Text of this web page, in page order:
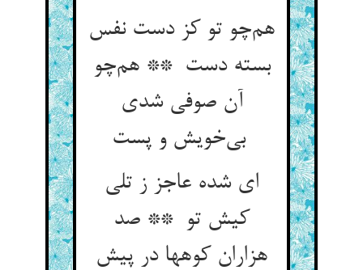
هم‌چو تو کز دست نفس
بسته دست ** هم‌چو
آن صوفی شدی
بی‌خویش و پست
ای شده عاجز ز تلی
کیش تو ** صد
هزاران کوهها در پیش